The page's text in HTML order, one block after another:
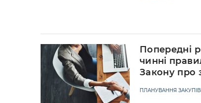
Попередні
чинні
Закону про
ПЛАНУВАННЯ